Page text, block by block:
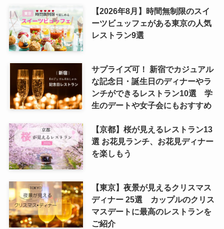
【2026年8月】時間無制限のスイ
ーツビュッフェがある東京の人気
レストラン9選
サプライズ可！ 新宿でカジュアル
な記念日・誕生日のディナーやラ
ンチができるレストラン10選 学
生のデートや女子会にもおすすめ
【京都】桜が見えるレストラン13
選 お花見ランチ、お花見ディナー
を楽しもう
【東京】夜景が見えるクリスマス
ディナー 25選 カップルのクリス
マスデートに最高のレストランを
ご紹介